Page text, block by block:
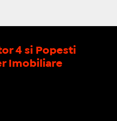
4 si Popesti
Imobiliare